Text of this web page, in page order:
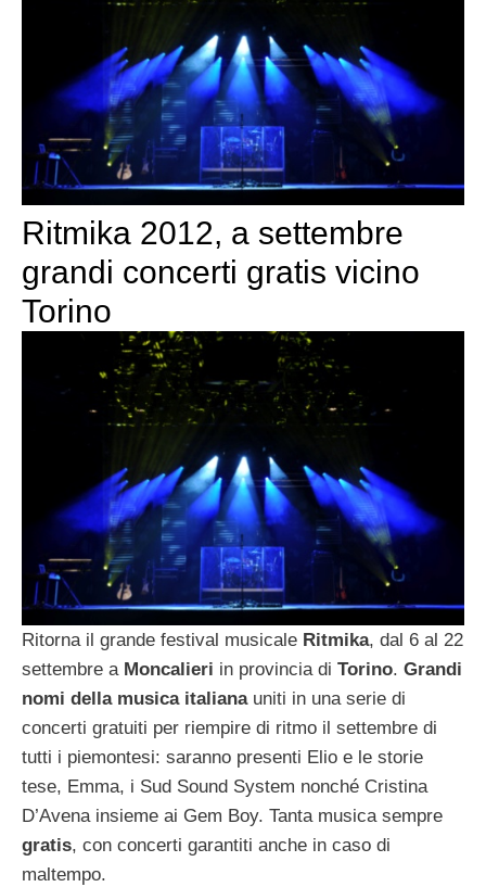
Ritmika 2012, a settembre
grandi concerti gratis vicino
Torino
Ritorna il grande festival musicale Ritmika, dal 6 al 22
settembre a Moncalieri in provincia di Torino. Grandi
nomi della musica italianauniti in una serie di
concerti gratuiti per riempire di ritmo il settembre di
tutti i piemontesi: saranno presenti Elio e le storie
tese, Emma, i Sud Sound System nonché Cristina
D’Avena insieme ai Gem Boy. Tanta musica sempre
gratis, con concerti garantiti anche in caso di
maltempo.